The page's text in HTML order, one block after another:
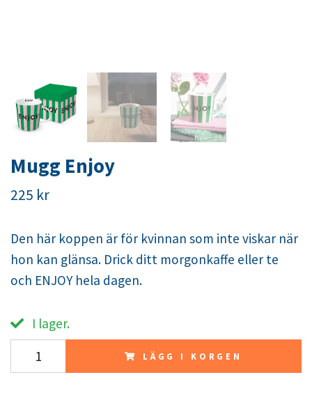
Mugg Enjoy
225 kr
Den här koppen är för kvinnan som inte viskar när
hon kan glänsa. Drick ditt morgonkaffe eller te
och ENJOY hela dagen.
I lager.
LÄGG I KORGEN